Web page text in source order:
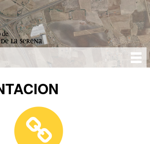
Ir al
contenido
principal